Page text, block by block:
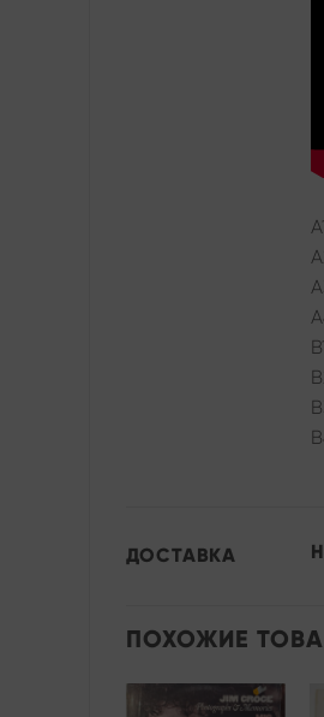
ДОСТАВКА
ПОХОЖИЕ